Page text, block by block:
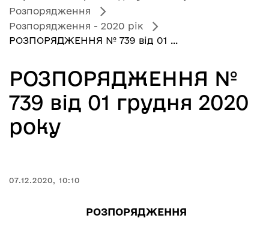
Розпорядження
Розпорядження - 2020 рік
РОЗПОРЯДЖЕННЯ № 739 від 01 ...
РОЗПОРЯДЖЕННЯ №
739 від 01 грудня 2020
року
07.12.2020, 10:10
РОЗПОРЯДЖЕННЯ